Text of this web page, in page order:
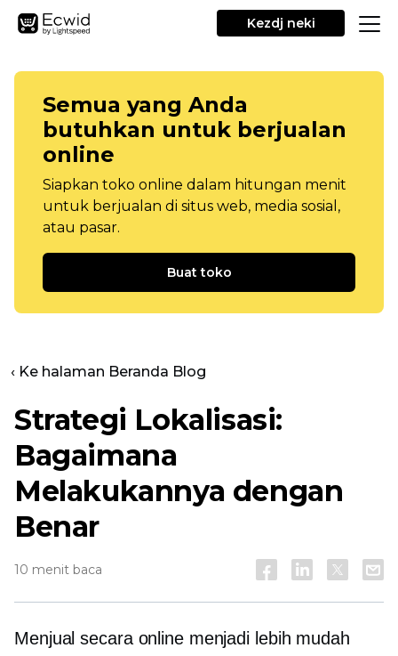
Kezdj neki
Semua yang Anda
butuhkan untuk berjualan
online
Siapkan toko online dalam hitungan menit
untuk berjualan di situs web, media sosial,
atau pasar.
Buat toko
‹ Ke halaman Beranda Blog
Strategi Lokalisasi:
Bagaimana
Melakukannya dengan
Benar
10 menit baca
Menjual secara online menjadi lebih mudah